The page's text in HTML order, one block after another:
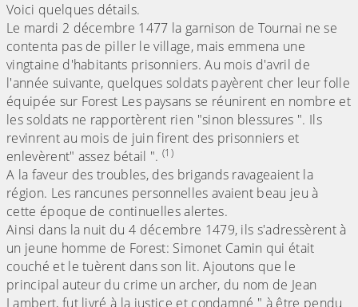
Voici quelques détails.
Le mardi 2 décembre 1477 la garnison de Tournai ne se
contenta pas de piller le village, mais emmena une
vingtaine d'habitants prisonniers. Au mois d'avril de
l'année suivante, quelques soldats payèrent cher leur folle
équipée sur Forest Les paysans se réunirent en nombre et
les soldats ne rapportèrent rien "sinon blessures ". Ils
revinrent au mois de juin firent des prisonniers et
enlevèrent" assez bétail ". (1)
A la faveur des troubles, des brigands ravageaient la
région. Les rancunes personnelles avaient beau jeu à
cette époque de continuelles alertes.
Ainsi dans la nuit du 4 décembre 1479, ils s'adressèrent à
un jeune homme de Forest: Simonet Camin qui était
couché et le tuèrent dans son lit. Ajoutons que le
principal auteur du crime un archer, du nom de Jean
Lambert, fut livré à la justice et condamné " à être pendu